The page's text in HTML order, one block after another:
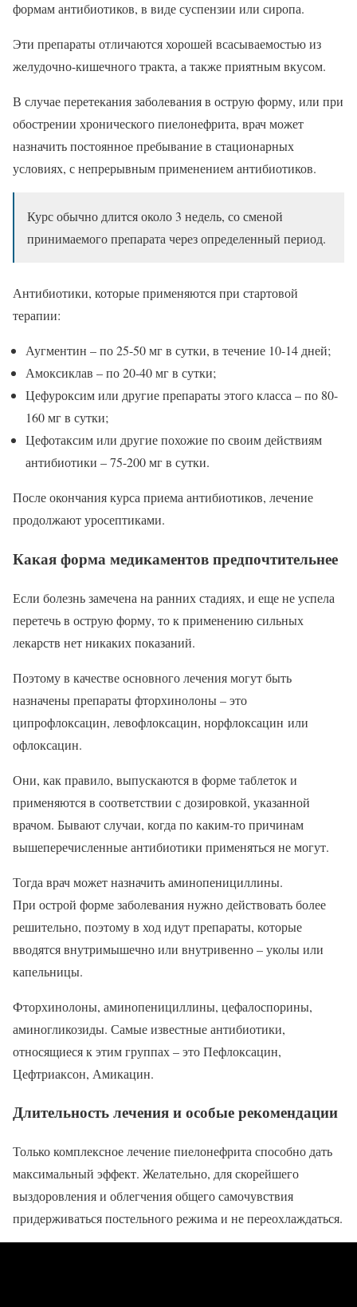
формам антибиотиков, в виде суспензии или сиропа.
Эти препараты отличаются хорошей всасываемостью из
желудочно-кишечного тракта, а также приятным вкусом.
В случае перетекания заболевания в острую форму, или при
обострении хронического пиелонефрита, врач может
назначить постоянное пребывание в стационарных
условиях, с непрерывным применением антибиотиков.
Курс обычно длится около 3 недель, со сменой
принимаемого препарата через определенный период.
Антибиотики, которые применяются при стартовой
терапии:
Аугментин – по 25-50 мг в сутки, в течение 10-14 дней;
Амоксиклав – по 20-40 мг в сутки;
Цефуроксим или другие препараты этого класса – по 80-
160 мг в сутки;
Цефотаксим или другие похожие по своим действиям
антибиотики – 75-200 мг в сутки.
После окончания курса приема антибиотиков, лечение
продолжают уросептиками.
Какая форма медикаментов предпочтительнее
Если болезнь замечена на ранних стадиях, и еще не успела
перетечь в острую форму, то к применению сильных
лекарств нет никаких показаний.
Поэтому в качестве основного лечения могут быть
назначены препараты фторхинолоны – это
ципрофлоксацин, левофлоксацин, норфлоксацин или
офлоксацин.
Они, как правило, выпускаются в форме таблеток и
применяются в соответствии с дозировкой, указанной
врачом. Бывают случаи, когда по каким-то причинам
вышеперечисленные антибиотики применяться не могут.
Тогда врач может назначить аминопенициллины.
При острой форме заболевания нужно действовать более
решительно, поэтому в ход идут препараты, которые
вводятся внутримышечно или внутривенно – уколы или
капельницы.
Фторхинолоны, аминопенициллины, цефалоспорины,
аминогликозиды. Самые известные антибиотики,
относящиеся к этим группах – это Пефлоксацин,
Цефтриаксон, Амикацин.
Длительность лечения и особые рекомендации
Только комплексное лечение пиелонефрита способно дать
максимальный эффект. Желательно, для скорейшего
выздоровления и облегчения общего самочувствия
придерживаться постельного режима и не переохлаждаться.